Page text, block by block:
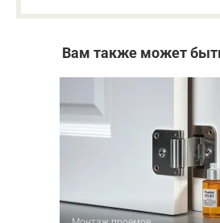
Вам также может